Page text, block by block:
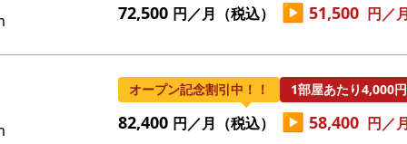
72,500 円／月（税込） ▶ 51,500 円／
オープン記念割引中！！ 1部屋あたり4,000
82,400 円／月（税込） ▶ 58,400 円／